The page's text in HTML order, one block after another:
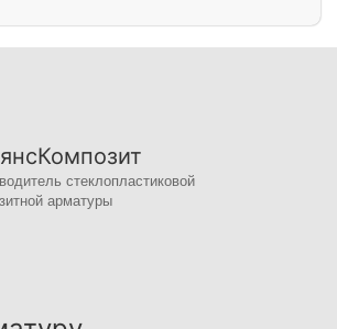
стеклопластиковой
арматуры